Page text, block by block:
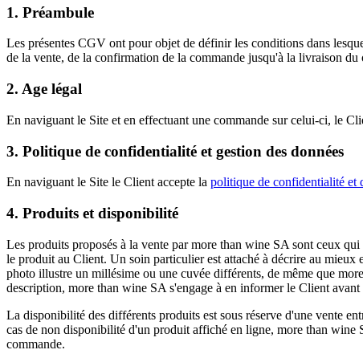
1. Préambule
Les présentes CGV ont pour objet de définir les conditions dans
de la vente, de la confirmation de la commande jusqu'à la livraison
2. Age légal
En naviguant le Site et en effectuant une commande sur celui-ci, le
3. Politique de confidentialité et gestion des données
En naviguant le Site le Client accepte la politique de confidentialité et
4. Produits et disponibilité
Les produits proposés à la vente par more than wine SA sont ceux
le produit au Client. Un soin particulier est attaché à décrire au mieux
photo illustre un millésime ou une cuvée différents, de même que
description, more than wine SA s'engage à en informer le Client
La disponibilité des différents produits est sous réserve d'une vente
cas de non disponibilité d'un produit affiché en ligne, more than
commande.